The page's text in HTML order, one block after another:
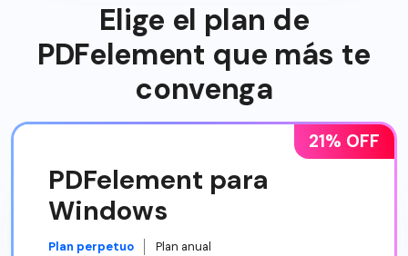
Elige el plan de
PDFelement que más te
convenga
21% OFF
PDFelement para
Windows
Plan perpetuo Plan anual